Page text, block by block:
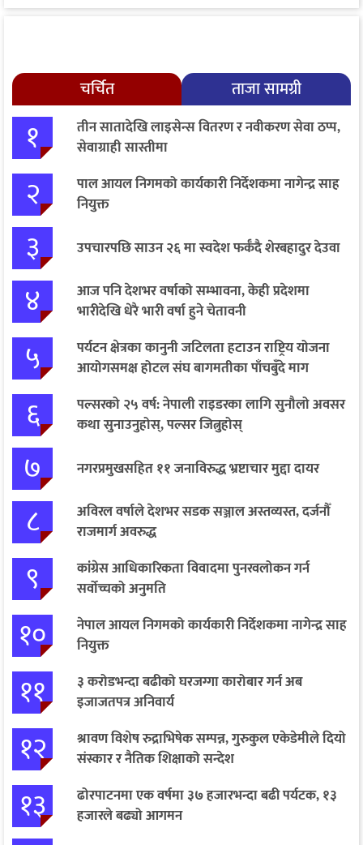
चर्चित ताजा सामग्री
१
तीन सातादेखि लाइसेन्स वितरण र नवीकरण सेवा ठप्प,
सेवाग्राही सास्तीमा
२
पाल आयल निगमको कार्यकारी निर्देशकमा नागेन्द्र साह
नियुक्त
३ उपचारपछि साउन २६ मा स्वदेश फर्कँदै शेरबहादुर देउवा
४
आज पनि देशभर वर्षाको सम्भावना, केही प्रदेशमा
भारीदेखि धेरै भारी वर्षा हुने चेतावनी
५
पर्यटन क्षेत्रका कानुनी जटिलता हटाउन राष्ट्रिय योजना
आयोगसमक्ष होटल संघ बागमतीका पाँचबुँदे माग
६
पल्सरको २५ वर्ष: नेपाली राइडरका लागि सुनौलो अवसर
कथा सुनाउनुहोस्, पल्सर जित्नुहोस्
७ नगरप्रमुखसहित ११ जनाविरुद्ध भ्रष्टाचार मुद्दा दायर
८
अविरल वर्षाले देशभर सडक सञ्जाल अस्तव्यस्त, दर्जनौँ
राजमार्ग अवरुद्ध
९
कांग्रेस आधिकारिकता विवादमा पुनरवलोकन गर्न
सर्वोच्चको अनुमति
१०
नेपाल आयल निगमको कार्यकारी निर्देशकमा नागेन्द्र साह
नियुक्त
११
३ करोडभन्दा बढीको घरजग्गा कारोबार गर्न अब
इजाजतपत्र अनिवार्य
१२
श्रावण विशेष रुद्राभिषेक सम्पन्न, गुरुकुल एकेडेमीले दियो
संस्कार र नैतिक शिक्षाको सन्देश
१३
ढोरपाटनमा एक वर्षमा ३७ हजारभन्दा बढी पर्यटक, १३
हजारले बढ्यो आगमन